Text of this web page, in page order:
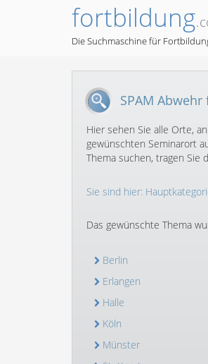
fortbildung
Die Suchmaschine für
SPAM
Hier sehen Sie alle Orte,
gewünschten Seminarort
Thema suchen, tragen Sie
Sie sind hier:
Das gewünschte Thema
Berlin
Erlangen
Halle
Köln
Münster